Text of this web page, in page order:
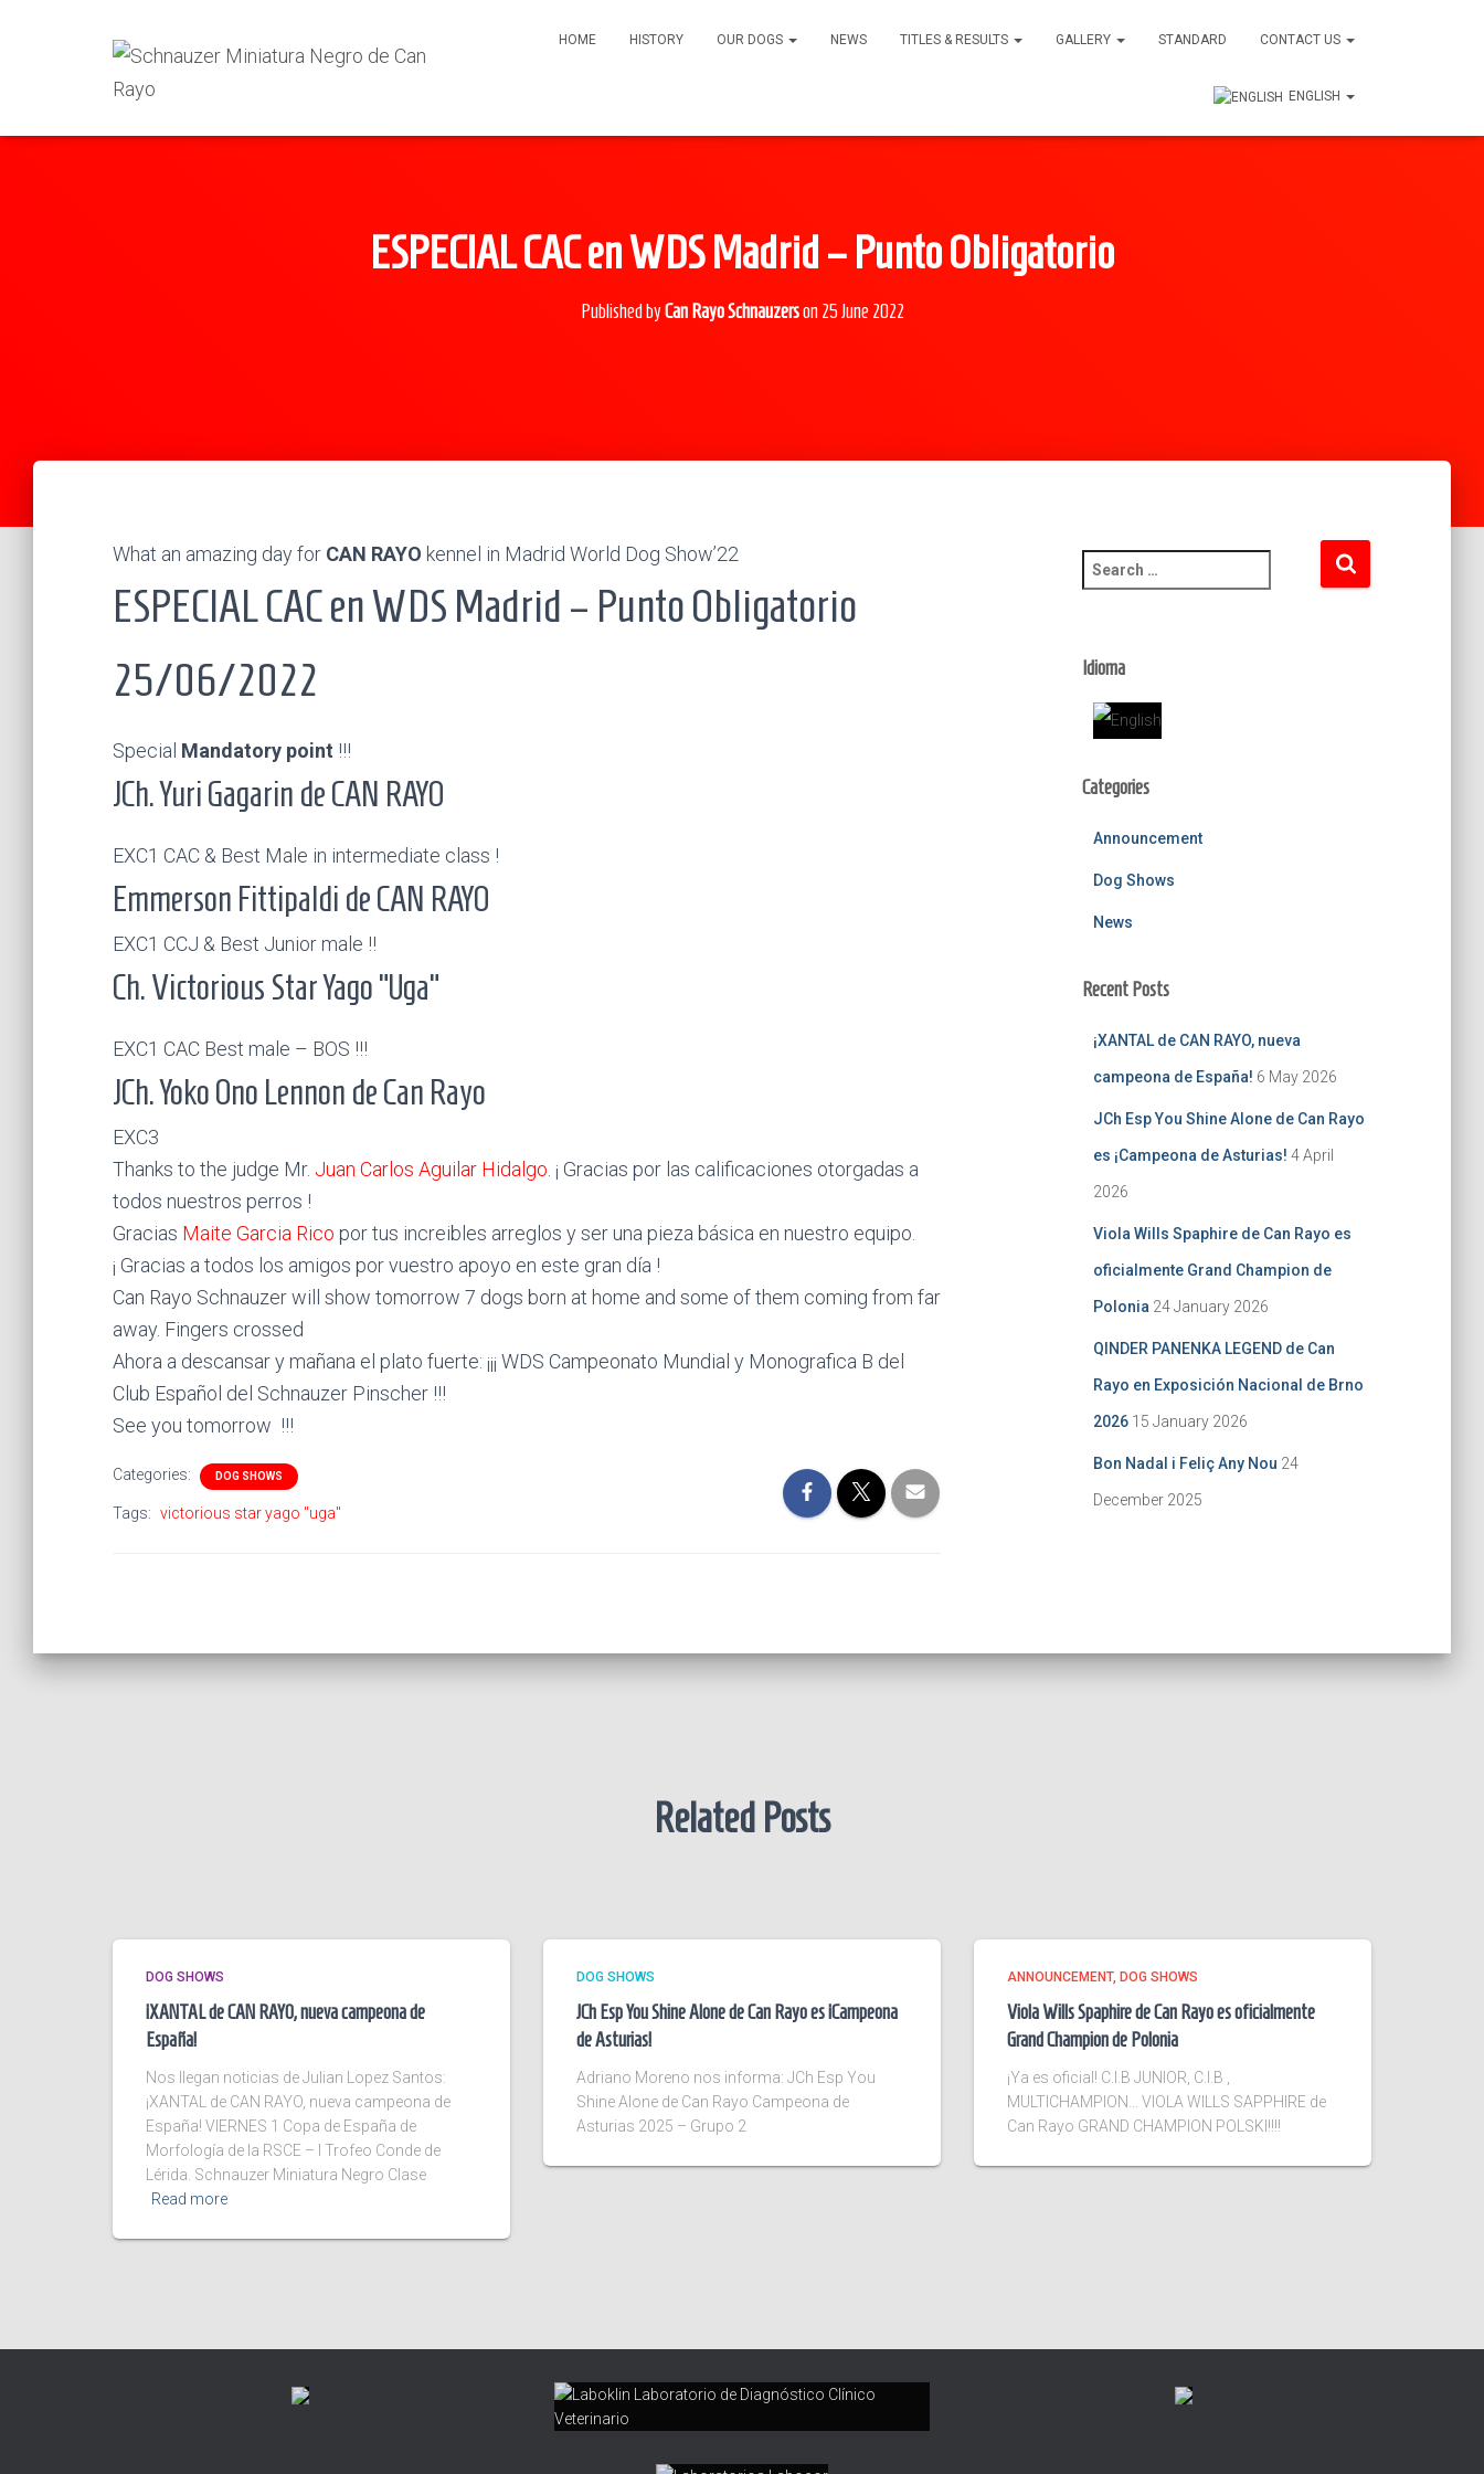
HOME HISTORY OUR DOGS NEWS TITLES & RESULTS GALLERY STANDARD CONTACT US
ENGLISH
ESPECIAL CAC en WDS Madrid – Punto Obligatorio
Published byCan Rayo Schnauzerson 25 June 2022
What an amazing day for CAN RAYO kennel in Madrid World Dog Show’22
ESPECIAL CAC en WDS Madrid – Punto Obligatorio
25/06/2022
Special Mandatory point !!!
JCh. Yuri Gagarin de CAN RAYO
EXC1 CAC & Best Male in intermediate class !
Emmerson Fittipaldi de CAN RAYO
EXC1 CCJ & Best Junior male !!
Ch. Victorious Star Yago “Uga”
EXC1 CAC Best male – BOS !!!
JCh. Yoko Ono Lennon de Can Rayo
EXC3
Thanks to the judge Mr. Juan Carlos Aguilar Hidalgo . ¡ Gracias por las calificaciones otorgadas a
todos nuestros perros !
Gracias Maite Garcia Rico por tus increibles arreglos y ser una pieza básica en nuestro equipo.
¡ Gracias a todos los amigos por vuestro apoyo en este gran día !
Can Rayo Schnauzer will show tomorrow 7 dogs born at home and some of them coming from far
away. Fingers crossed
Ahora a descansar y mañana el plato fuerte: ¡¡¡ WDS Campeonato Mundial y Monografica B del
Club Español del Schnauzer Pinscher !!!
See you tomorrow !!!
Categories: DOG SHOWS
Tags: victorious star yago "uga"
e
c
:
Idioma
Categories
Announcement
Dog Shows
News
Recent Posts
¡XANTAL de CAN RAYO, nueva
campeona de España! 6 May 2026
JCh Esp You Shine Alone de Can Rayo
es ¡Campeona de Asturias! 4 April
2026
Viola Wills Spaphire de Can Rayo es
oficialmente Grand Champion de
Polonia 24 January 2026
QINDER PANENKA LEGEND de Can
Rayo en Exposición Nacional de Brno
2026 15 January 2026
Bon Nadal i Feliç Any Nou 24
December 2025
Related Posts
DOG SHOWS
¡XANTAL de CAN RAYO, nueva campeona de
España!
Nos llegan noticias de Julian Lopez Santos:
¡XANTAL de CAN RAYO, nueva campeona de
España! VIERNES 1 Copa de España de
Morfología de la RSCE – I Trofeo Conde de
Lérida. Schnauzer Miniatura Negro Clase
Read more
DOG SHOWS
JCh Esp You Shine Alone de Can Rayo es ¡Campeona
de Asturias!
Adriano Moreno nos informa: JCh Esp You
Shine Alone de Can Rayo Campeona de
Asturias 2025 – Grupo 2
ANNOUNCEMENT DOG SHOWS
Viola Wills Spaphire de Can Rayo es oficialmente
Grand Champion de Polonia
¡Ya es oficial! C.I.B JUNIOR, C.I.B ,
MULTICHAMPION… VIOLA WILLS SAPPHIRE de
Can Rayo GRAND CHAMPION POLSKI!!!!